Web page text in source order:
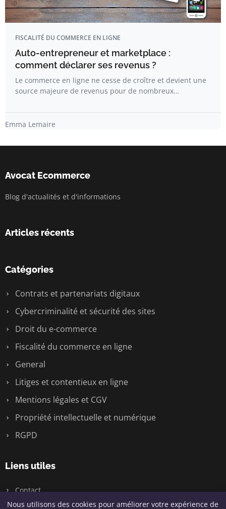
FISCALITÉ DU COMMERCE EN LIGNE
Auto-entrepreneur et marketplace :
comment déclarer ses revenus ?
Le commerce en ligne ne cesse de croître et devient une
source majeure de revenus pour de nombreux…
Emma Lemaire
Avocat Ecommerce
Blog d'actualités et d'informations
Articles récents
Catégories
Contrats et partenariats digitaux
Cybercriminalité et sécurité des sites
Droit du e-commerce
Fiscalité du commerce en ligne
General
Litiges et contentieux en ligne
Mentions légales et CGV
Propriété intellectuelle et numérique
RGPD
Liens utiles
Contact
Nous utilisons des cookies pour améliorer votre expérience de